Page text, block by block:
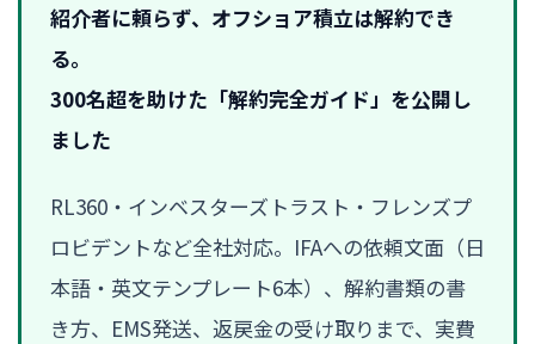
紹介者に頼らず、オフショア積立は解約でき
る。
300名超を助けた「解約完全ガイド」を公開し
ました
RL360・インベスターズトラスト・フレンズプ
ロビデントなど全社対応。IFAへの依頼文面（日
本語・英文テンプレート6本）、解約書類の書
き方、EMS発送、返戻金の受け取りまで、実費